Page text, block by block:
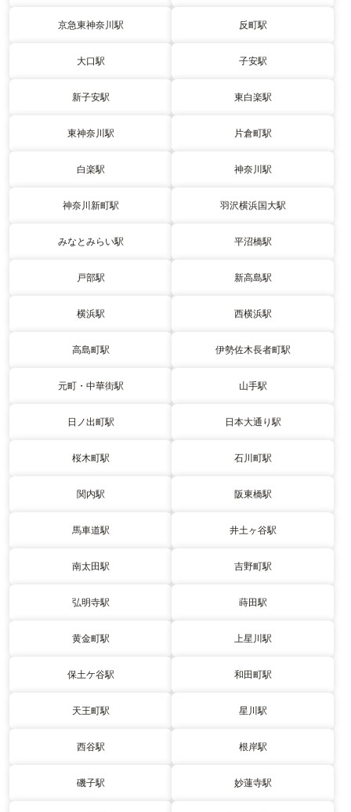
京急東神奈川駅 反町駅
大口駅 子安駅
新子安駅 東白楽駅
東神奈川駅 片倉町駅
白楽駅 神奈川駅
神奈川新町駅 羽沢横浜国大駅
みなとみらい駅 平沼橋駅
戸部駅 新高島駅
横浜駅 西横浜駅
高島町駅 伊勢佐木長者町駅
元町・中華街駅 山手駅
日ノ出町駅 日本大通り駅
桜木町駅 石川町駅
関内駅 阪東橋駅
馬車道駅 井土ヶ谷駅
南太田駅 吉野町駅
弘明寺駅 蒔田駅
黄金町駅 上星川駅
保土ケ谷駅 和田町駅
天王町駅 星川駅
西谷駅 根岸駅
磯子駅 妙蓮寺駅